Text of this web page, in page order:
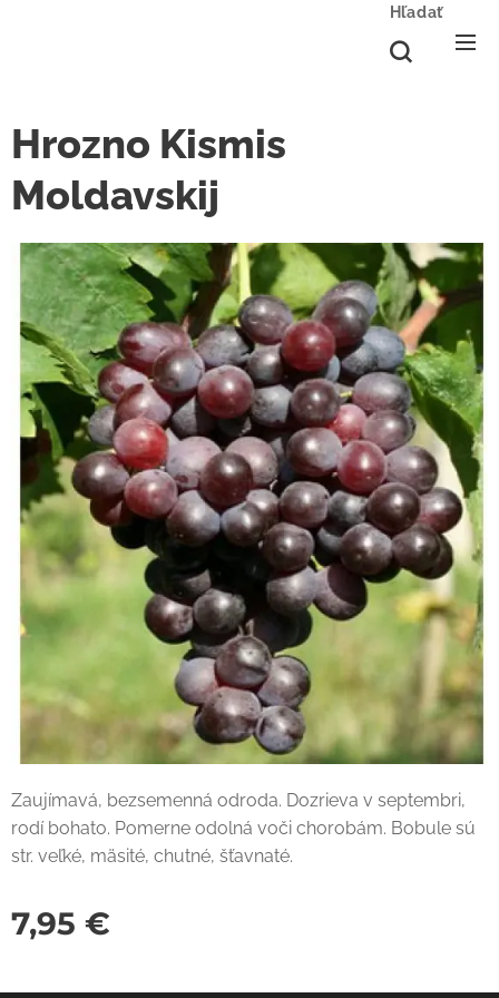
Hľadať
Hrozno Kismis
Moldavskij
Zaujímavá, bezsemenná odroda. Dozrieva v septembri,
rodí bohato. Pomerne odolná voči chorobám. Bobule sú
str. veľké, mäsité, chutné, šťavnaté.
7,95 €